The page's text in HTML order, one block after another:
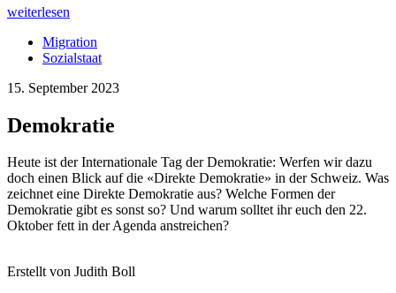
weiterlesen
Migration
Sozialstaat
15. September 2023
Demokratie
Heute ist der Internationale Tag der Demokratie: Werfen wir dazu
doch einen Blick auf die «Direkte Demokratie» in der Schweiz. Was
zeichnet eine Direkte Demokratie aus? Welche Formen der
Demokratie gibt es sonst so? Und warum solltet ihr euch den 22.
Oktober fett in der Agenda anstreichen?
Erstellt von Judith Boll